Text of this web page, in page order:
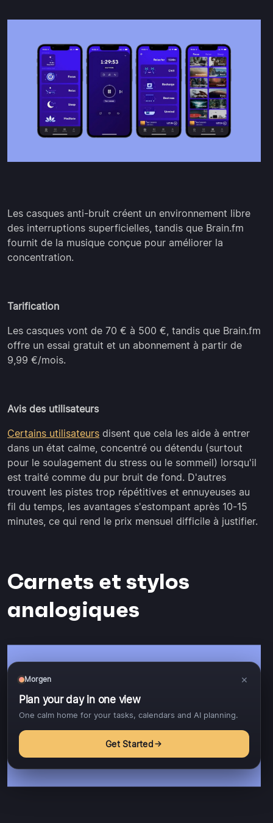
Les casques anti-bruit créent un environnement libre
des interruptions superficielles, tandis que Brain.fm
fournit de la musique conçue pour améliorer la
concentration.
Tarification
Les casques vont de 70 € à 500 €, tandis que Brain.fm
offre un essai gratuit et un abonnement à partir de
9,99 €/mois.
Avis des utilisateurs
Certains utilisateurs disent que cela les aide à entrer
dans un état calme, concentré ou détendu (surtout
pour le soulagement du stress ou le sommeil) lorsqu'il
est traité comme du pur bruit de fond. D'autres
trouvent les pistes trop répétitives et ennuyeuses au
fil du temps, les avantages s'estompant après 10-15
minutes, ce qui rend le prix mensuel difficile à justifier.
Carnets et stylos
analogiques
Morgen ×
Plan your day in one view
One calm home for your tasks, calendars and AI planning.
Get Started